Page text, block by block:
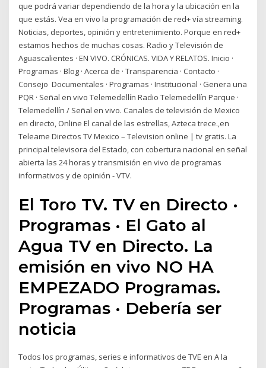
que podrá variar dependiendo de la hora y la ubicación en la
que estás. Vea en vivo la programación de red+ vía streaming.
Noticias, deportes, opinión y entretenimiento. Porque en red+
estamos hechos de muchas cosas. Radio y Televisión de
Aguascalientes · EN VIVO. CRÓNICAS. VIDA Y RELATOS. Inicio ·
Programas · Blog · Acerca de · Transparencia · Contacto ·
Consejo Documentales · Programas · Institucional · Genera una
PQR · Señal en vivo Telemedellín Radio Telemedellín Parque ·
Telemedellín / Señal en vivo. Canales de televisión de Mexico
en directo, Online El canal de las estrellas, Azteca trece.,en
Teleame Directos TV Mexico – Television online | tv gratis. La
principal televisora del Estado, con cobertura nacional en señal
abierta las 24 horas y transmisión en vivo de programas
informativos y de opinión - VTV.
El Toro TV. TV en Directo ·
Programas · El Gato al
Agua TV en Directo. La
emisión en vivo NO HA
EMPEZADO Programas.
Programas · Debería ser
noticia
Todos los programas, series e informativos de TVE en A la